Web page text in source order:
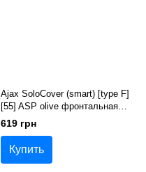
Ajax SoloCover (smart) [type F]
[55] ASP olive фронтальная
панель
619 грн
Купить